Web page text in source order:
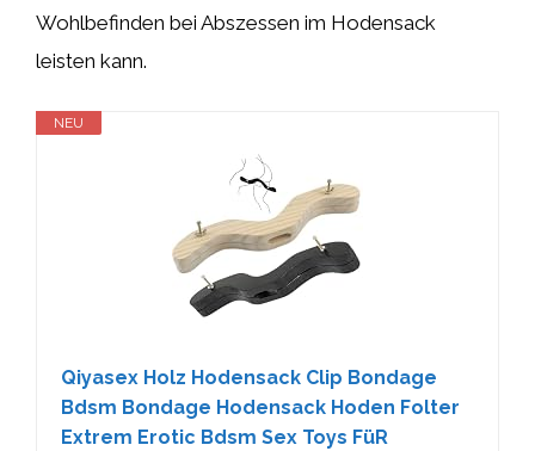
Wohlbefinden bei Abszessen im Hodensack
leisten kann.
NEU
Qiyasex Holz Hodensack Clip Bondage
Bdsm Bondage Hodensack Hoden Folter
Extrem Erotic Bdsm Sex Toys FüR